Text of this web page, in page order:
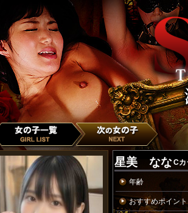
星美 ななCカ
年齢
おすすめポイント